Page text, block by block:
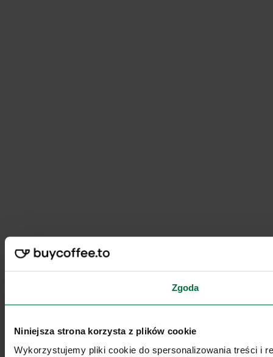
Zgoda
Niniejsza strona korzysta z plików cookie
Wykorzystujemy pliki cookie do spersonalizowania treści i